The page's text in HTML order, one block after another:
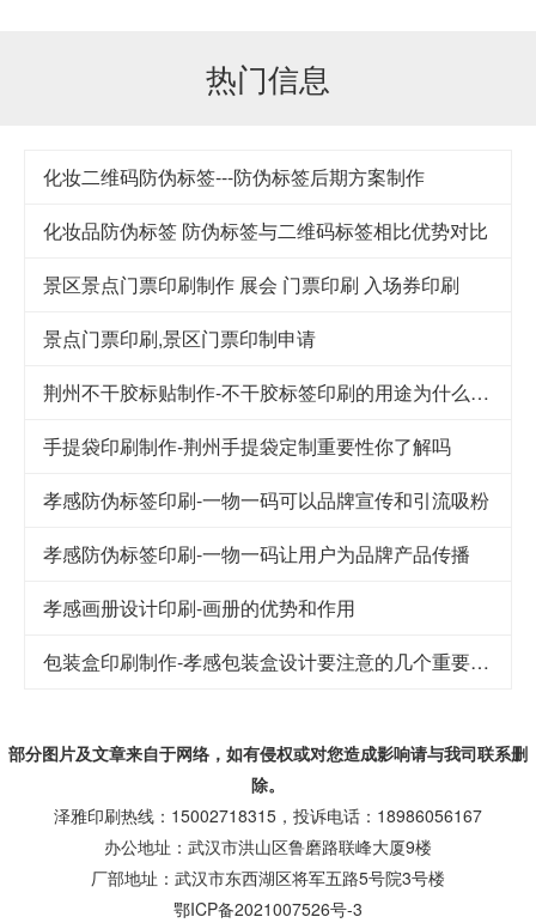
热门信息
化妆二维码防伪标签---防伪标签后期方案制作
化妆品防伪标签 防伪标签与二维码标签相比优势对比
景区景点门票印刷制作 展会 门票印刷 入场券印刷
景点门票印刷,景区门票印制申请
荆州不干胶标贴制作-不干胶标签印刷的用途为什么这么广泛
手提袋印刷制作-荆州手提袋定制重要性你了解吗
孝感防伪标签印刷-一物一码可以品牌宣传和引流吸粉
孝感防伪标签印刷-一物一码让用户为品牌产品传播
孝感画册设计印刷-画册的优势和作用
包装盒印刷制作-孝感包装盒设计要注意的几个重要因素
部分图片及文章来自于网络，如有侵权或对您造成影响请与我司联系删
除。
泽雅印刷热线：15002718315，投诉电话：18986056167
办公地址：武汉市洪山区鲁磨路联峰大厦9楼
厂部地址：武汉市东西湖区将军五路5号院3号楼
鄂ICP备2021007526号-3